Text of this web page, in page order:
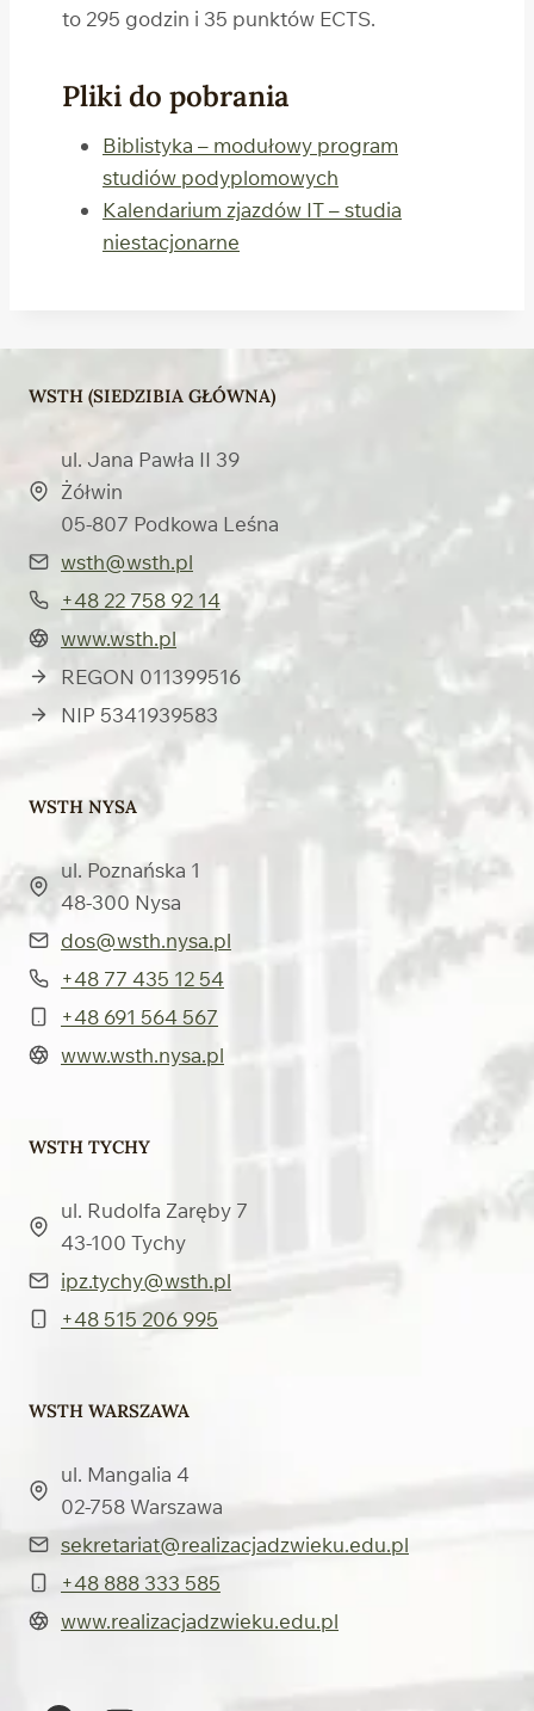
to 295 godzin i 35 punktów ECTS.
Pliki do pobrania
Biblistyka – modułowy program
studiów podyplomowych
Kalendarium zjazdów IT – studia
niestacjonarne
WSTH (SIEDZIBIA GŁÓWNA)
ul. Jana Pawła II 39
Żółwin
05-807 Podkowa Leśna
wsth@wsth.pl
+48 22 758 92 14
www.wsth.pl
REGON 011399516
NIP 5341939583
WSTH NYSA
ul. Poznańska 1
48-300 Nysa
dos@wsth.nysa.pl
+48 77 435 12 54
+48 691 564 567
www.wsth.nysa.pl
WSTH TYCHY
ul. Rudolfa Zaręby 7
43-100 Tychy
ipz.tychy@wsth.pl
+48 515 206 995
WSTH WARSZAWA
ul. Mangalia 4
02-758 Warszawa
sekretariat@realizacjadzwieku.edu.pl
+48 888 333 585
www.realizacjadzwieku.edu.pl